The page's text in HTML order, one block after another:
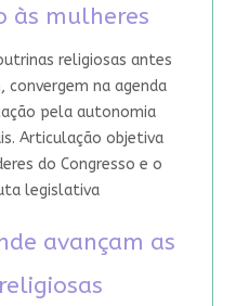
às mulheres
religiosas antes
convergem na agenda
pela autonomia
Articulação objetiva
do Congresso e o
legislativa
avançam as